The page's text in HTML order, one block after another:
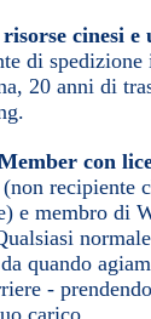
cinesi e
di
20 anni di
con
recipiente
e membro di
quando
-